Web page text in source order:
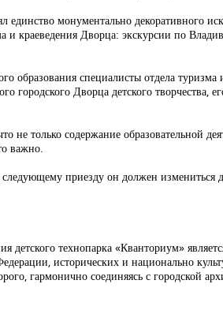
единство монументально декоративного
краеведения Дворца: экскурсии по
образования специалисты отдела туризма
Дворца детского творчества,
только содержание образовательной
важно.
приезду он должен измениться
технопарка «Кванториум»
исторических и национально
гармонично соединяясь с городской